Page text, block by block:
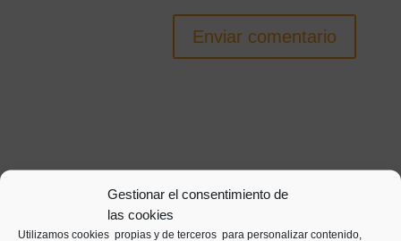
Gestionar el consentimiento de
las cookies
Utilizamos cookies propias y de terceros para personalizar contenido,
Enviar comentario